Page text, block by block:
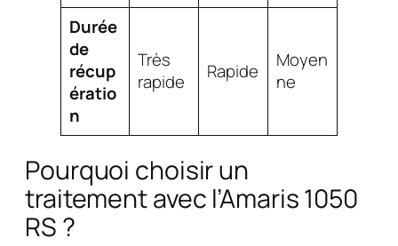
Durée
de
récup
ératio
n
Très
rapide
Rapide
Moyen
ne
Pourquoi choisir un
traitement avec l’Amaris 1050
RS ?